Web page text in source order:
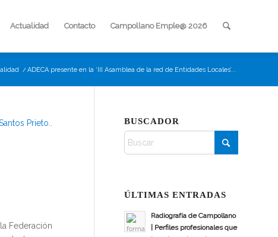
Actualidad Contacto Campollano Emple@ 2026
/ ADECA presente en la ‘III Asamblea de la red de Entidades Locales’...
Federación
BUSCADOR
ÚLTIMAS ENTRADAS
Radiografía de Campollano
| Perfiles profesionales que